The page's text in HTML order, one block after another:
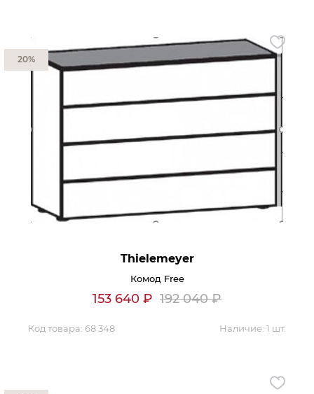
Обратная связь
Thielemeyer
Комод Free
153 640 ₽ 192 040₽
Код товара: 68 348 Наличие: 1 шт.
20%